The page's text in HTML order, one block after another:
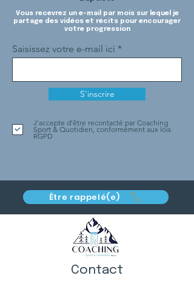
Vous recevrez un e-mail par mois sur lequel je
partage des vidéos et récits pour encourager
votre progression
Saisissez votre e-mail ici
S'inscrire
J'accepte d'être recontacté par Coaching
Sport & Quotidien, conformément aux lois
RGPD
Être rappelé(e)
Contact